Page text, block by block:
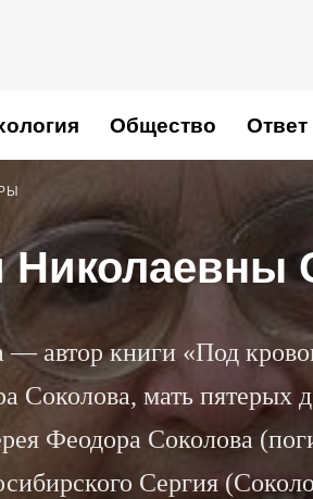
Общество Ответ
Николаевны
автор книги «Под
Соколова, мать пятерых
Феодора Соколова
Сергия